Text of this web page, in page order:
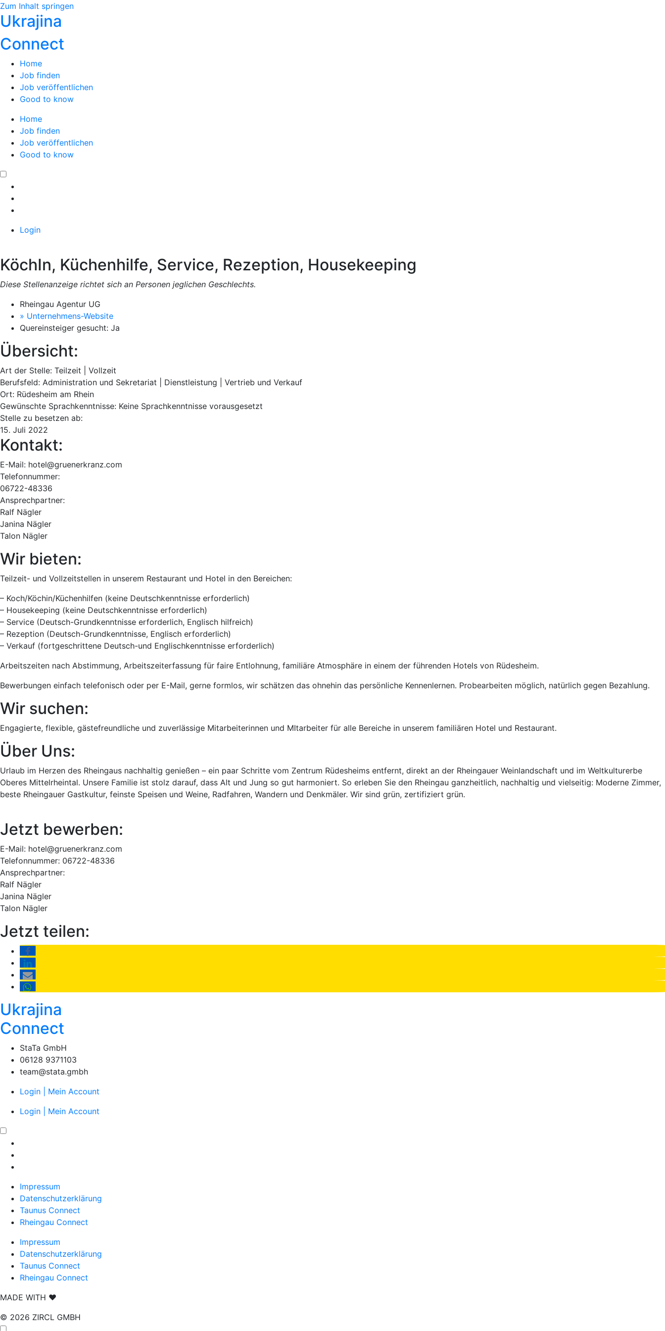
Zum Inhalt springen
Ukrajina
Connect
Home
Job finden
Job veröffentlichen
Good to know
Home
Job finden
Job veröffentlichen
Good to know
Login
KöchIn, Küchenhilfe, Service, Rezeption, Housekeeping
Diese Stellenanzeige richtet sich an Personen jeglichen Geschlechts.
Rheingau Agentur UG
» Unternehmens-Website
Quereinsteiger gesucht: Ja
Übersicht:
Art der Stelle: Teilzeit
Vollzeit
Berufsfeld: Administration und Sekretariat Dienstleistung
Vertrieb und Verkauf
Ort: Rüdesheim am Rhein
Gewünschte Sprachkenntnisse: Keine Sprachkenntnisse vorausgesetzt
Stelle zu besetzen ab:
15. Juli 2022
Kontakt:
E-Mail: hotel@gruenerkranz.com
Telefonnummer:
06722-48336
Ansprechpartner:
Ralf Nägler
Janina Nägler
Talon Nägler
Wir bieten:
Teilzeit- und Vollzeitstellen in unserem Restaurant und Hotel in den Bereichen:
– Koch/Köchin/Küchenhilfen (keine Deutschkenntnisse erforderlich)
– Housekeeping (keine Deutschkenntnisse erforderlich)
– Service (Deutsch-Grundkenntnisse erforderlich, Englisch hilfreich)
– Rezeption (Deutsch-Grundkenntnisse, Englisch erforderlich)
– Verkauf (fortgeschrittene Deutsch-und Englischkenntnisse erforderlich)
Arbeitszeiten nach Abstimmung, Arbeitszeiterfassung für faire Entlohnung, familiäre Atmosphäre in einem der führenden Hotels von Rüdesheim.
Bewerbungen einfach telefonisch oder per E-Mail, gerne formlos, wir schätzen das ohnehin das persönliche Kennenlernen. Probearbeiten möglich, natürlich gegen Bezahlung.
Wir suchen:
Engagierte, flexible, gästefreundliche und zuverlässige Mitarbeiterinnen und MItarbeiter für alle Bereiche in unserem familiären Hotel und Restaurant.
Über Uns:
Urlaub im Herzen des Rheingaus nachhaltig genießen – ein paar Schritte vom Zentrum Rüdesheims entfernt, direkt an der Rheingauer Weinlandschaft und im Weltkulturerbe
Oberes Mittelrheintal. Unsere Familie ist stolz darauf, dass Alt und Jung so gut harmoniert. So erleben Sie den Rheingau ganzheitlich, nachhaltig und vielseitig: Moderne Zimmer,
beste Rheingauer Gastkultur, feinste Speisen und Weine, Radfahren, Wandern und Denkmäler. Wir sind grün, zertifiziert grün.
Jetzt bewerben:
E-Mail: hotel@gruenerkranz.com
Telefonnummer: 06722-48336
Ansprechpartner:
Ralf Nägler
Janina Nägler
Talon Nägler
Jetzt teilen:
Ukrajina
Connect
StaTa GmbH
06128 9371103
team@stata.gmbh
Login | Mein Account
Login | Mein Account
Impressum
Datenschutzerklärung
Taunus Connect
Rheingau Connect
Impressum
Datenschutzerklärung
Taunus Connect
Rheingau Connect
MADE WITH ❤
© 2026 ZIRCL GMBH